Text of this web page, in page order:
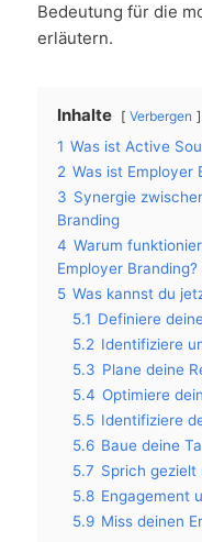
Bedeutung für die
erläutern.
Inhalte Verbergen
1 Was ist Active
2 Was ist Employer
3 Synergie
Branding
4 Warum
Employer Branding?
5 Was kannst du
5.1 Definiere
5.2 Identifiziere
5.3 Plane deine
5.4 Optimiere
5.5 Identifiziere
5.6 Baue deine
5.7 Sprich gezielt
5.8 Engagement
5.9 Miss deinen